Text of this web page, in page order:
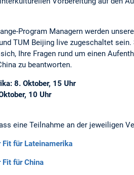
Program Managern werden
TUM Beijing live zugeschaltet sein.
Ihre Fragen rund um einen
zu beantworten.
8. Oktober, 15 Uhr
10 Uhr
eine Teilnahme an der jeweiligen
für Lateinamerika
für China